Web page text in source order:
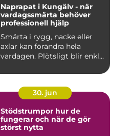
Naprapat i Kungälv - när
vardagssmärta behöver
professionell hjälp
Smärta i rygg, nacke eller
axlar kan förändra hela
vardagen. Plötsligt blir enkl...
30. jun
Stödstrumpor hur de
fungerar och när de gör
störst nytta